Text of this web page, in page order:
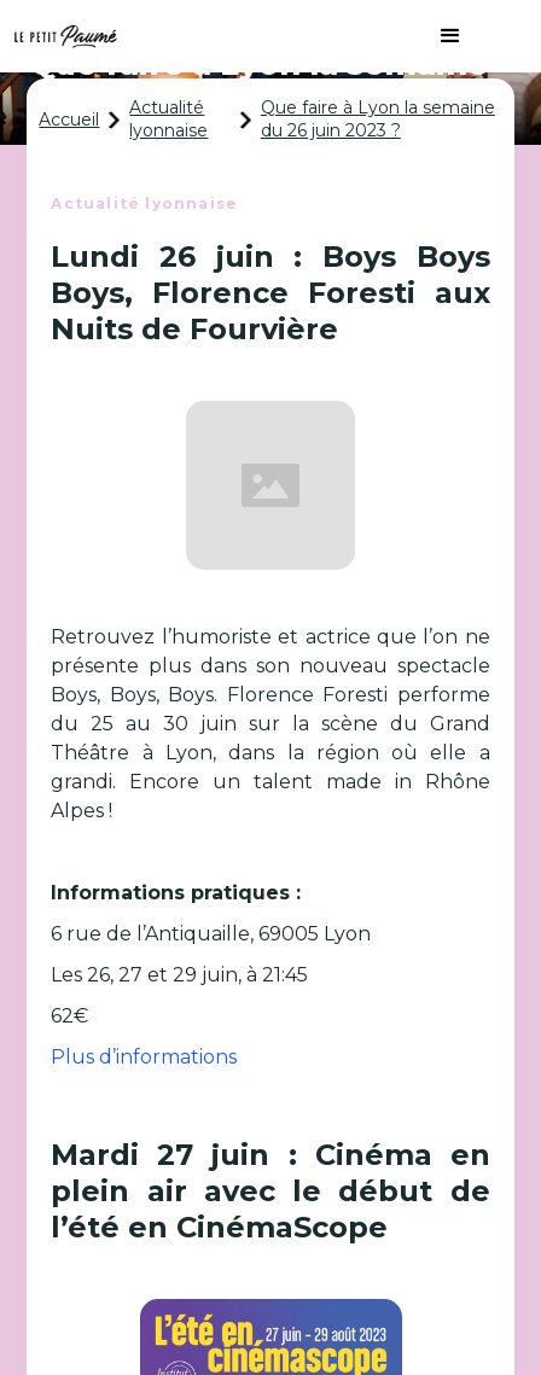
Que faire à Lyon la semaine
du 26 juin 2023 ?
Accueil
Actualité
lyonnaise
Que faire à Lyon la semaine
du 26 juin 2023 ?
Actualité lyonnaise
Lundi 26 juin : Boys Boys
Boys, Florence Foresti aux
Nuits de Fourvière
Retrouvez l’humoriste et actrice que l’on ne
présente plus dans son nouveau spectacle
Boys, Boys, Boys. Florence Foresti performe
du 25 au 30 juin sur la scène du Grand
Théâtre à Lyon, dans la région où elle a
grandi. Encore un talent made in Rhône
Alpes !
Informations pratiques :
6 rue de l’Antiquaille, 69005 Lyon
Les 26, 27 et 29 juin, à 21:45
62€
Plus d’informations
Mardi 27 juin : Cinéma en
plein air avec le début de
l’été en CinémaScope